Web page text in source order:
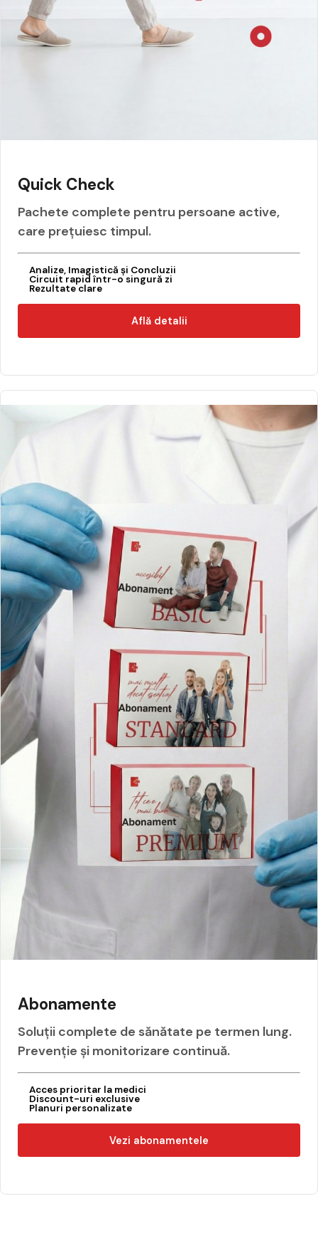
Quick Check
Pachete complete pentru persoane active,
care prețuiesc timpul.
Analize, Imagistică și Concluzii
Circuit rapid într-o singură zi
Rezultate clare
Află detalii
Abonamente
Soluții complete de sănătate pe termen lung.
Prevenție și monitorizare continuă.
Acces prioritar la medici
Discount-uri exclusive
Planuri personalizate
Vezi abonamentele